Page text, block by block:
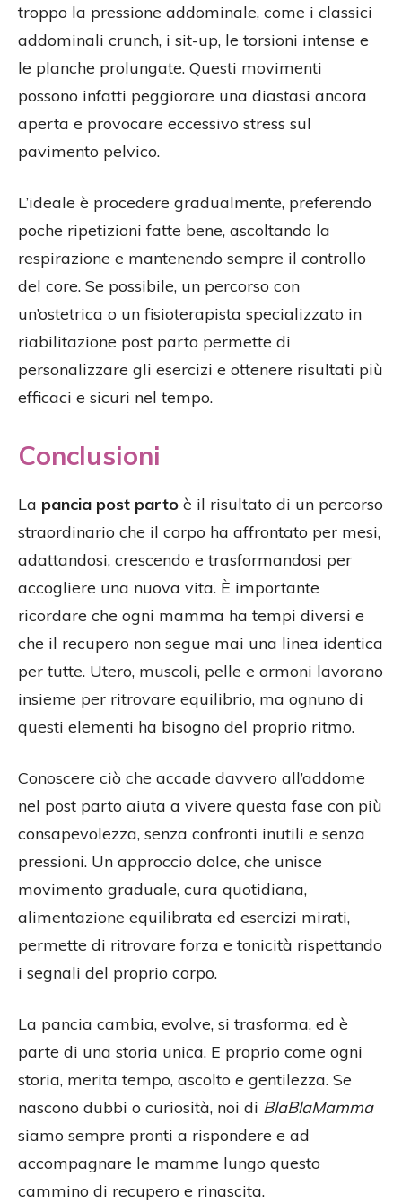
troppo la pressione addominale, come i classici
addominali crunch, i sit-up, le torsioni intense e
le planche prolungate. Questi movimenti
possono infatti peggiorare una diastasi ancora
aperta e provocare eccessivo stress sul
pavimento pelvico.
L’ideale è procedere gradualmente, preferendo
poche ripetizioni fatte bene, ascoltando la
respirazione e mantenendo sempre il controllo
del core. Se possibile, un percorso con
un’ostetrica o un fisioterapista specializzato in
riabilitazione post parto permette di
personalizzare gli esercizi e ottenere risultati più
efficaci e sicuri nel tempo.
Conclusioni
La pancia post parto è il risultato di un percorso
straordinario che il corpo ha affrontato per mesi,
adattandosi, crescendo e trasformandosi per
accogliere una nuova vita. È importante
ricordare che ogni mamma ha tempi diversi e
che il recupero non segue mai una linea identica
per tutte. Utero, muscoli, pelle e ormoni lavorano
insieme per ritrovare equilibrio, ma ognuno di
questi elementi ha bisogno del proprio ritmo.
Conoscere ciò che accade davvero all’addome
nel post parto aiuta a vivere questa fase con più
consapevolezza, senza confronti inutili e senza
pressioni. Un approccio dolce, che unisce
movimento graduale, cura quotidiana,
alimentazione equilibrata ed esercizi mirati,
permette di ritrovare forza e tonicità rispettando
i segnali del proprio corpo.
La pancia cambia, evolve, si trasforma, ed è
parte di una storia unica. E proprio come ogni
storia, merita tempo, ascolto e gentilezza. Se
nascono dubbi o curiosità, noi di BlaBlaMamma
siamo sempre pronti a rispondere e ad
accompagnare le mamme lungo questo
cammino di recupero e rinascita.